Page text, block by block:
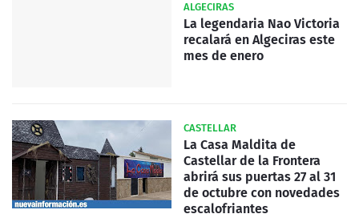
ALGECIRAS
La legendaria Nao Victoria
recalará en Algeciras este
mes de enero
CASTELLAR
La Casa Maldita de
Castellar de la Frontera
abrirá sus puertas 27 al 31
de octubre con novedades
escalofriantes